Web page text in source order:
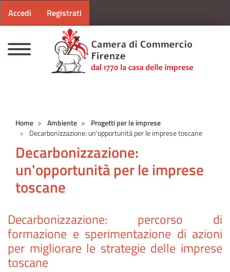
Menu profilo utente
Accedi Registrati
Home Ambiente
Progetti per le imprese
Decarbonizzazione: un'opportunità per le imprese toscane
Decarbonizzazione:
un'opportunità per le imprese
toscane
Decarbonizzazione: percorso di
formazione e sperimentazione di azioni
per migliorare le strategie delle imprese
toscane